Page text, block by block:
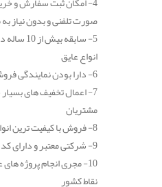
صورت تلفنی و بدون نیاز
5- سابقه
انواع عایق
6- دارا بودن نمایندگی فروش معتبر
7- اعمال تخفیف های
مشتریان
8- فروش با کیفیت ترین انواع عایق الاستومری
9- شرکتی معتبر و دارای کد ثبتی
10- مجری انجام پروژه
نقاط کشور